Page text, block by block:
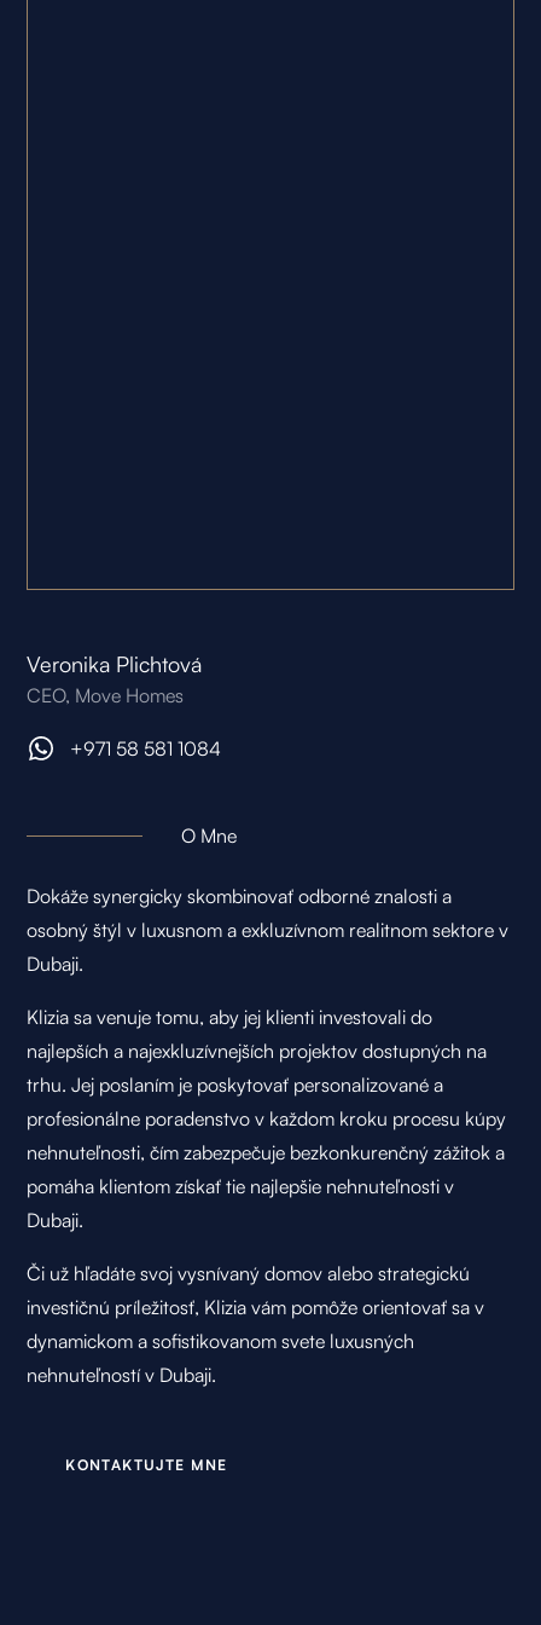
O Mne
Dokáže synergicky skombinovať odborné znalosti a
osobný štýl v luxusnom a exkluzívnom realitnom sektore v
Dubaji.
Klizia sa venuje tomu, aby jej klienti investovali do
najlepších a najexkluzívnejších projektov dostupných na
trhu. Jej poslaním je poskytovať personalizované a
profesionálne poradenstvo v každom kroku procesu kúpy
nehnuteľnosti, čím zabezpečuje bezkonkurenčný zážitok a
pomáha klientom získať tie najlepšie nehnuteľnosti v
Dubaji.
Či už hľadáte svoj vysnívaný domov alebo strategickú
investičnú príležitosť, Klizia vám pomôže orientovať sa v
dynamickom a sofistikovanom svete luxusných
nehnuteľností v Dubaji.
KONTAKTUJTE M NE
Veronika Plichtová
CEO, Move Homes
+971 58 581 1084